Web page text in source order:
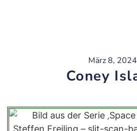
März 8, 2024
Coney